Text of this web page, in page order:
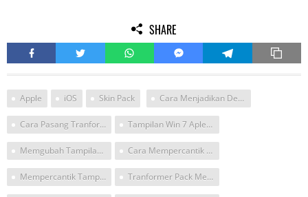
SHARE
Apple iOS Skin Pack Cara Menjadikan Desktop Windows Menjadi Ios
Cara Pasang Tranformasi Aple Di Win 7 Tampilan Win 7 Aple Full
Memgubah Tampilan Won 7 Terbaru Cara Mempercantik Tampilan Windows 7 Ultimate
Mempercantik Tampilan Windows 7 Seperti Apple Tranformer Pack Mempercantik Window 7 Sp 1